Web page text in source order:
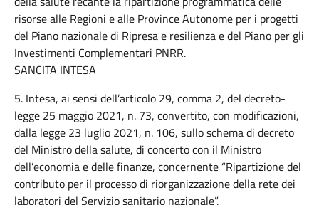
risorse alle Regioni e alle Province Autonome per i progetti
del Piano nazionale di Ripresa e resilienza e del Piano per gli
Investimenti Complementari PNRR.
SANCITA INTESA
5. Intesa, ai sensi dell’articolo 29, comma 2, del decreto-
legge 25 maggio 2021, n. 73, convertito, con modificazioni,
dalla legge 23 luglio 2021, n. 106, sullo schema di decreto
del Ministro della salute, di concerto con il Ministro
dell’economia e delle finanze, concernente “Ripartizione del
contributo per il processo di riorganizzazione della rete dei
laboratori del Servizio sanitario nazionale”.